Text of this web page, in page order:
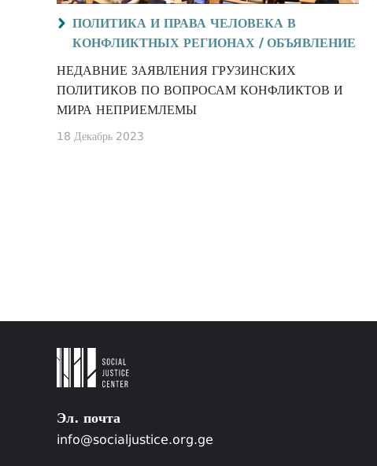
ПОЛИТИКА И ПРАВА ЧЕЛОВЕКА В
КОНФЛИКТНЫХ РЕГИОНАХ / ОБЪЯВЛЕНИЕ
НЕДАВНИЕ ЗАЯВЛЕНИЯ ГРУЗИНСКИХ
ПОЛИТИКОВ ПО ВОПРОСАМ КОНФЛИКТОВ И
МИРА НЕПРИЕМЛЕМЫ
18 Декабрь 2023
Эл. почта
info@socialjustice.org.ge